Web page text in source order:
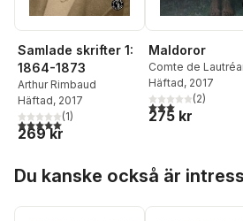
Samlade skrifter 1:
1864-1873
Arthur Rimbaud
Häftad, 2017
5,0utav 5 stjärnor. Totalt antal röster:
(1)
269 kr
Maldoror
Comte de
Häftad, 2017
3,0utav 5(2)
275 kr
Du kanske också är